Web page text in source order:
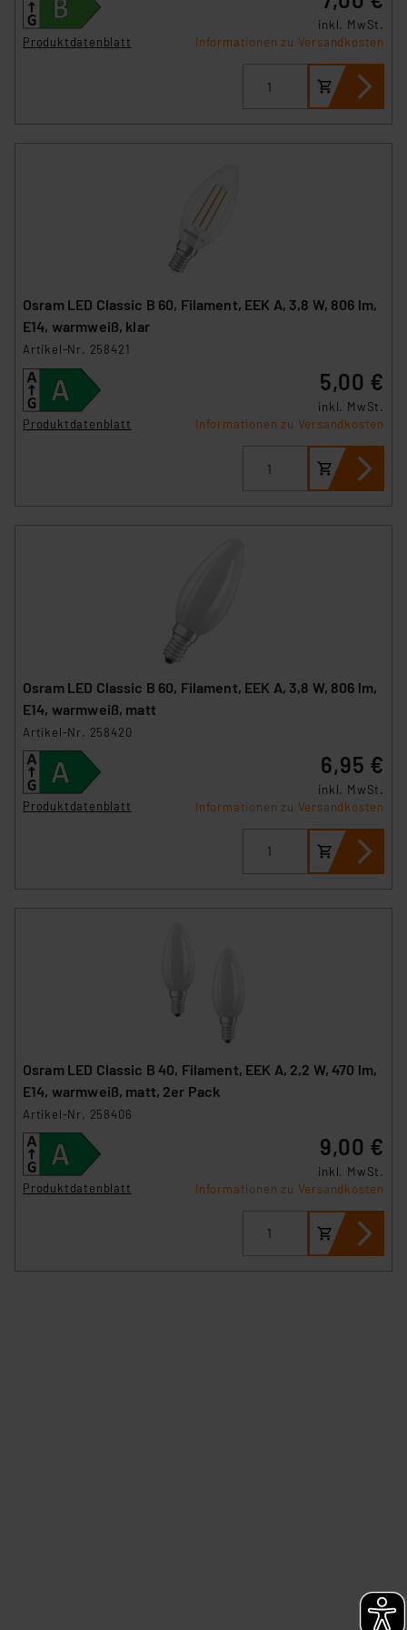
Cookies dieser Drittanbieter umfasst daher ggf. auch
die Verarbeitung Ihrer Daten in den USA gemäß Art. 49
(1) lit. a DSGVO. Nähere Infos zu diesen Drittanbietern
und zu der jeweiligen Datenübermittlung erhalten Sie in
der Datenschutzerklärung. Für die USA besteht kein
besteht etwa das Risiko, dass US-Behörden
personenbezogene Daten in
Überwachungsprogrammen verarbeiten, ohne dass
hiergegen Klagemöglichkeiten für Europäer bestehen.
Unsere Kooperation mit diesen Dienstleistern stützt
Europäischen Kommission sowie einer eigenen
Beurteilung der mit der Datenübermittlung,
insbesondere der Art der übermittelten Daten,
verbundenen Risiken.“
Impressum|Datenschutzerklärung
Produktdatenblatt
inkl. MwSt.
Informationen zu Versandkosten
Osram LED Classic B 60, Filament, EEK A, 3,8 W, 806 lm,
E14, warmweiß, klar
Artikel-Nr. 258421
Produktdatenblatt
5,00 €
inkl. MwSt.
Informationen zu Versandkosten
Osram LED Classic B 60, Filament, EEK A, 3,8 W, 806 lm,
E14, warmweiß, matt
Artikel-Nr. 258420
Produktdatenblatt
6,95 €
inkl. MwSt.
Informationen zu Versandkosten
Osram LED Classic B 40, Filament, EEK A, 2,2 W, 470 lm,
E14, warmweiß, matt, 2er Pack
Artikel-Nr. 258406
Produktdatenblatt
9,00 €
inkl. MwSt.
Informationen zu Versandkosten